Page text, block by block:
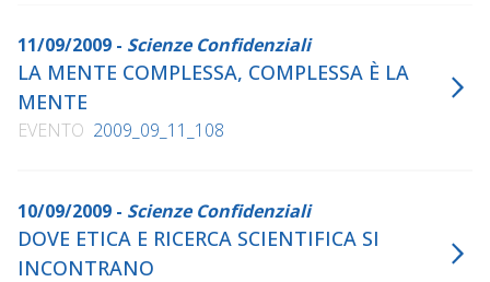
11/09/2009 - Scienze Confidenziali
LA MENTE COMPLESSA, COMPLESSA È LA
MENTE
EVENTO 2009_09_11_108
10/09/2009 - Scienze Confidenziali
DOVE ETICA E RICERCA SCIENTIFICA SI
INCONTRANO